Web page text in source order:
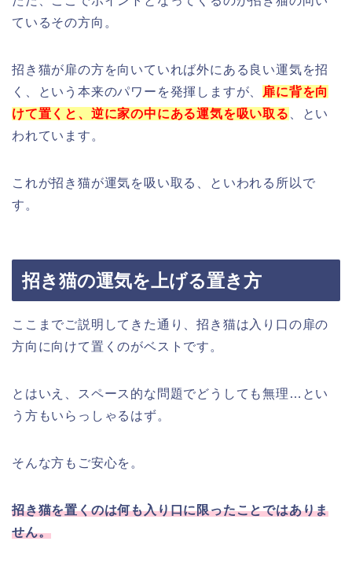
ているその方向。
招き猫が扉の方を向いていれば外にある良い運気を招
く、という本来のパワーを発揮しますが、
扉に背を向
けて置くと、逆に家の中にある運気を吸い取る
、とい
われています。
これが招き猫が運気を吸い取る、といわれる所以で
す。
招き猫の運気を上げる置き方
ここまでご説明してきた通り、招き猫は入り口の扉の
方向に向けて置くのがベストです。
とはいえ、スペース的な問題でどうしても無理…とい
う方もいらっしゃるはず。
そんな方もご安心を。
招き猫を置くのは何も入り口に限ったことではありま
せん。